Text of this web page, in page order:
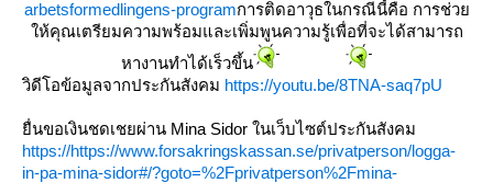
arbetsformedlingens-programการติดอาวุธในกรณีนี้คือ การช่ว
ห้คุณเตรียมความพร้อมและเพิ่มพูนความรู้เพื่อที่จะได้สามารถ
หางานทำได้เร็วขึ้น
วิดีโอข้อมูลจากประกันสังคม https://youtu.be/8TNA-saq7pU
ื่นขอเงินชดเชยผ่าน Mina Sidor ในเว็บไซต์ประกันสังคม
https://https://www.forsakringskassan.se/privatperson/logga-
in-pa-mina-sidor#/?goto=%2Fprivatperson%2Fmina-